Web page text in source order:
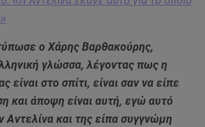
ο Χάρης Βαρθακούρης,
γλώσσα, λέγοντας πως η
είναι στο σπίτι, είναι σαν να είπε
και άποψη είναι αυτή, εγώ αυτό
Αντελίνα και της είπα συγγνώμη